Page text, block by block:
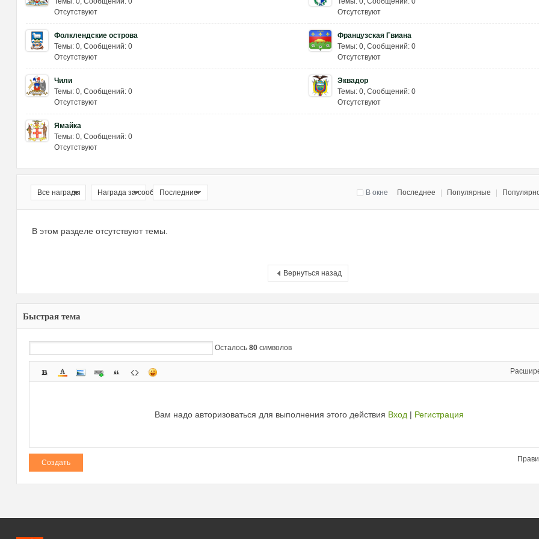
Отсутствуют
Отсутствуют
Фолклендские острова
Темы: 0, Сообщений: 0
Отсутствуют
Французская Гвиана
Темы: 0, Сообщений: 0
Отсутствуют
Чили
Темы: 0, Сообщений: 0
Отсутствуют
Эквадор
Темы: 0, Сообщений: 0
Отсутствуют
Ямайка
Темы: 0, Сообщений: 0
Отсутствуют
Последнее Популярные
В окне
Все награды Награда за сообщениеПоследние
В этом разделе отсутствуют темы.
Вернуться назад
Быстрая тема
Осталось 80символов
Вам надо авторизоваться для выполнения этого действия Вход | Регистрация
Создать